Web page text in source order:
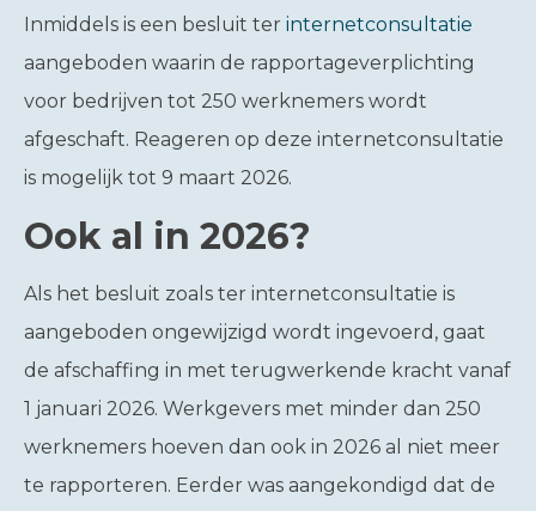
Inmiddels is een besluit ter internetconsultatie
aangeboden waarin de rapportageverplichting
voor bedrijven tot 250 werknemers wordt
afgeschaft. Reageren op deze internetconsultatie
is mogelijk tot 9 maart 2026.
Ook al in 2026?
Als het besluit zoals ter internetconsultatie is
aangeboden ongewijzigd wordt ingevoerd, gaat
de afschaffing in met terugwerkende kracht vanaf
1 januari 2026. Werkgevers met minder dan 250
werknemers hoeven dan ook in 2026 al niet meer
te rapporteren. Eerder was aangekondigd dat de